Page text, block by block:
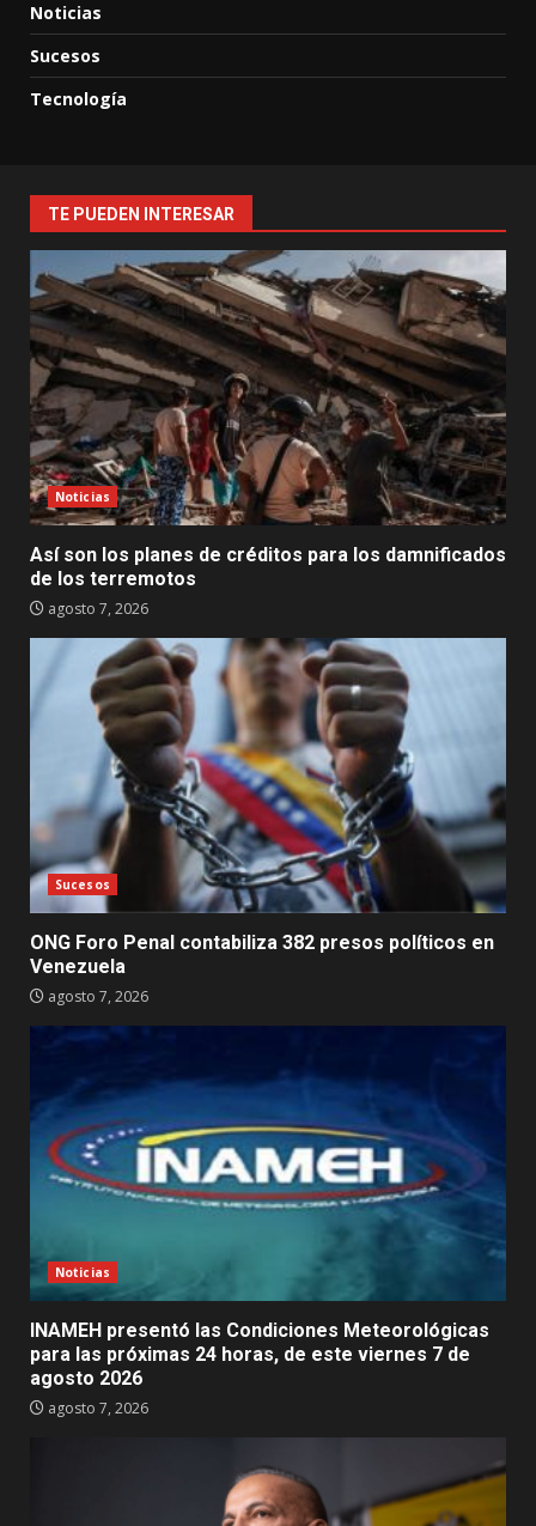
Noticias
Sucesos
Tecnología
TE PUEDEN INTERESAR
Noticias
Así son los planes de créditos para los damnificados
de los terremotos
agosto 7, 2026
Sucesos
ONG Foro Penal contabiliza 382 presos políticos en
Venezuela
agosto 7, 2026
Noticias
INAMEH presentó las Condiciones Meteorológicas
para las próximas 24 horas, de este viernes 7 de
agosto 2026
agosto 7, 2026